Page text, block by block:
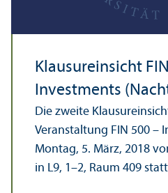
Klausureinsicht
Investments
Die zweite
Veranstaltung FIN 500 –
Montag, 5. März, 2018
in L9, 1–2, Raum 409